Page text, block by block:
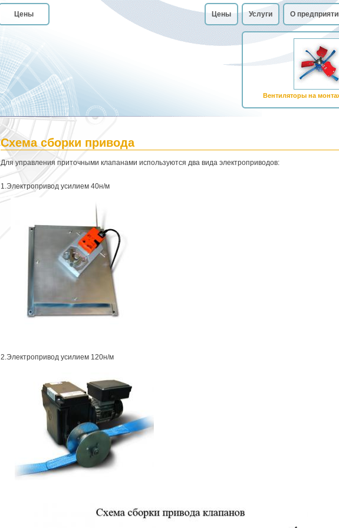
Цены О
Услуги
Цены
Вентиляторы на
Схема сборки привода
Для управления приточными клапанами используются два вида электроприводов:
1.Электропривод усилием 40н/м
2.Электропривод усилием 120н/м